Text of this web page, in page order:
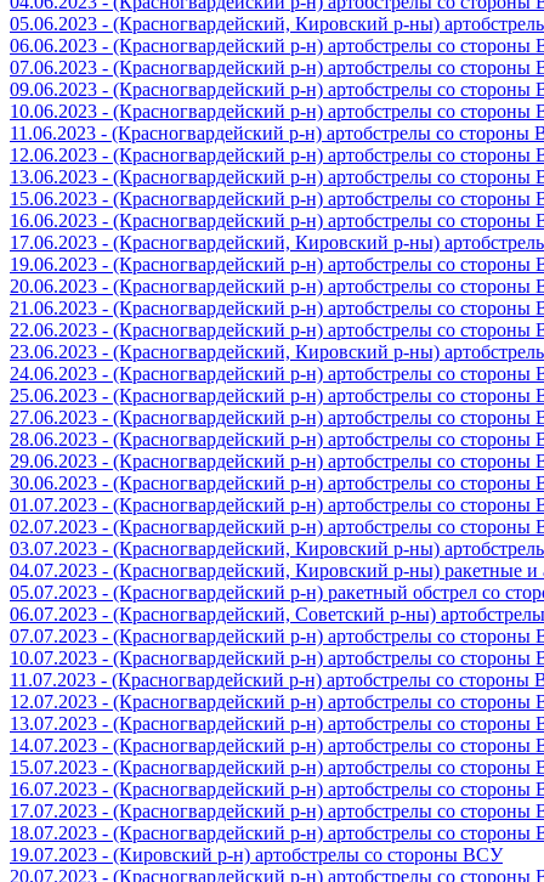
05.06.2023 - (Красногвардейский, Кировский р-ны)
06.06.2023 - (Красногвардейский р-н) артобстрелы со
07.06.2023 - (Красногвардейский р-н) артобстрелы со
09.06.2023 - (Красногвардейский р-н) артобстрелы со
10.06.2023 - (Красногвардейский р-н) артобстрелы со
11.06.2023 - (Красногвардейский р-н) артобстрелы со стороны
12.06.2023 - (Красногвардейский р-н) артобстрелы со
13.06.2023 - (Красногвардейский р-н) артобстрелы со
15.06.2023 - (Красногвардейский р-н) артобстрелы со
16.06.2023 - (Красногвардейский р-н) артобстрелы со
17.06.2023 - (Красногвардейский, Кировский р-ны)
19.06.2023 - (Красногвардейский р-н) артобстрелы со
20.06.2023 - (Красногвардейский р-н) артобстрелы со
21.06.2023 - (Красногвардейский р-н) артобстрелы со
22.06.2023 - (Красногвардейский р-н) артобстрелы со
23.06.2023 - (Красногвардейский, Кировский р-ны)
24.06.2023 - (Красногвардейский р-н) артобстрелы со
25.06.2023 - (Красногвардейский р-н) артобстрелы со
27.06.2023 - (Красногвардейский р-н) артобстрелы со
28.06.2023 - (Красногвардейский р-н) артобстрелы со
29.06.2023 - (Красногвардейский р-н) артобстрелы со
30.06.2023 - (Красногвардейский р-н) артобстрелы со
01.07.2023 - (Красногвардейский р-н) артобстрелы со
02.07.2023 - (Красногвардейский р-н) артобстрелы со
03.07.2023 - (Красногвардейский, Кировский р-ны)
04.07.2023 - (Красногвардейский, Кировский р-ны) ракетные
05.07.2023 - (Красногвардейский р-н) ракетный обстрел со
06.07.2023 - (Красногвардейский, Советский р-ны)
07.07.2023 - (Красногвардейский р-н) артобстрелы со
10.07.2023 - (Красногвардейский р-н) артобстрелы со
11.07.2023 - (Красногвардейский р-н) артобстрелы со стороны
12.07.2023 - (Красногвардейский р-н) артобстрелы со
13.07.2023 - (Красногвардейский р-н) артобстрелы со
14.07.2023 - (Красногвардейский р-н) артобстрелы со
15.07.2023 - (Красногвардейский р-н) артобстрелы со
16.07.2023 - (Красногвардейский р-н) артобстрелы со
17.07.2023 - (Красногвардейский р-н) артобстрелы со
18.07.2023 - (Красногвардейский р-н) артобстрелы со
19.07.2023 - (Кировский р-н) артобстрелы со стороны ВСУ
20.07.2023 - (Красногвардейский р-н) артобстрелы со